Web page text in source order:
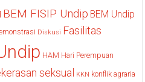
BEM FISIP Undip BEM Undip
Diskusi Fasilitas
HAM Hari Perempuan
seksual KKN konflik agraria